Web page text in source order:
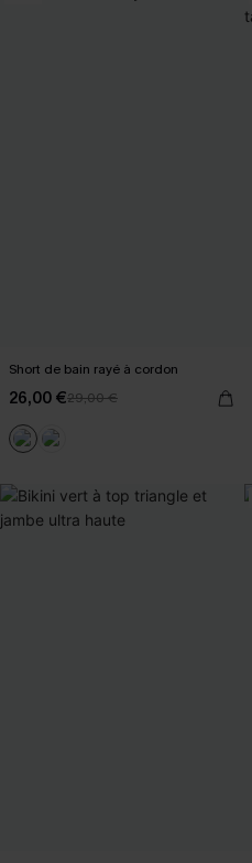
Short de bain rayé à cordon
26,00 €29,00 €